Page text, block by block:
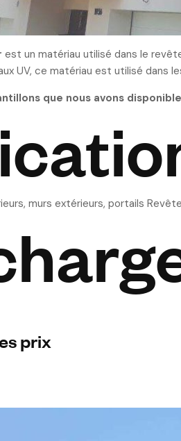
est un matériau utilisé dans le
UV, ce matériau est utilisé dans
que nous avons
murs extérieurs, portails
prix